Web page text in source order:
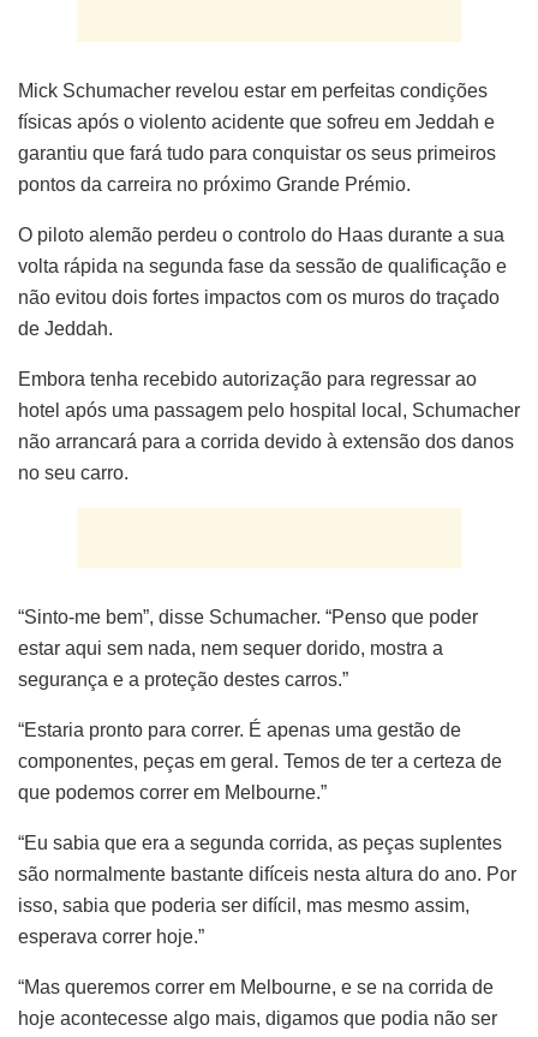
Mick Schumacher revelou estar em perfeitas condições
físicas após o violento acidente que sofreu em Jeddah e
garantiu que fará tudo para conquistar os seus primeiros
pontos da carreira no próximo Grande Prémio.
O piloto alemão perdeu o controlo do Haas durante a sua
volta rápida na segunda fase da sessão de qualificação e
não evitou dois fortes impactos com os muros do traçado
de Jeddah.
Embora tenha recebido autorização para regressar ao
hotel após uma passagem pelo hospital local, Schumacher
não arrancará para a corrida devido à extensão dos danos
no seu carro.
“Sinto-me bem”, disse Schumacher. “Penso que poder
estar aqui sem nada, nem sequer dorido, mostra a
segurança e a proteção destes carros.”
“Estaria pronto para correr. É apenas uma gestão de
componentes, peças em geral. Temos de ter a certeza de
que podemos correr em Melbourne.”
“Eu sabia que era a segunda corrida, as peças suplentes
são normalmente bastante difíceis nesta altura do ano. Por
isso, sabia que poderia ser difícil, mas mesmo assim,
esperava correr hoje.”
“Mas queremos correr em Melbourne, e se na corrida de
hoje acontecesse algo mais, digamos que podia não ser